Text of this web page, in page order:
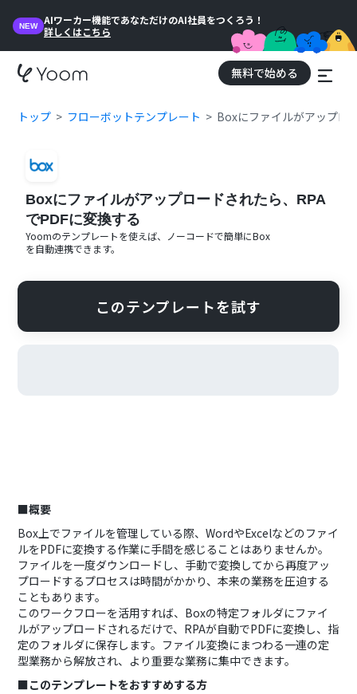
NEW
AIワーカー機能であなただけのAI社員をつくろう！
詳しくはこちら
無料で始める
トップ フローボットテンプレート Boxにファイルがアップロ
Boxにファイルがアップロードされたら、RPA
でPDFに変換する
Yoomのテンプレートを使えば、ノーコードで簡単にBox
を自動連携できます。
このテンプレートを試す
■概要
Box上でファイルを管理している際、WordやExcelなどのファイ
ルをPDFに変換する作業に手間を感じることはありませんか。
ファイルを一度ダウンロードし、手動で変換してから再度アッ
プロードするプロセスは時間がかかり、本来の業務を圧迫する
こともあります。
このワークフローを活用すれば、Boxの特定フォルダにファイ
ルがアップロードされるだけで、RPAが自動でPDFに変換し、指
定のフォルダに保存します。ファイル変換にまつわる一連の定
型業務から解放され、より重要な業務に集中できます。
■このテンプレートをおすすめする方